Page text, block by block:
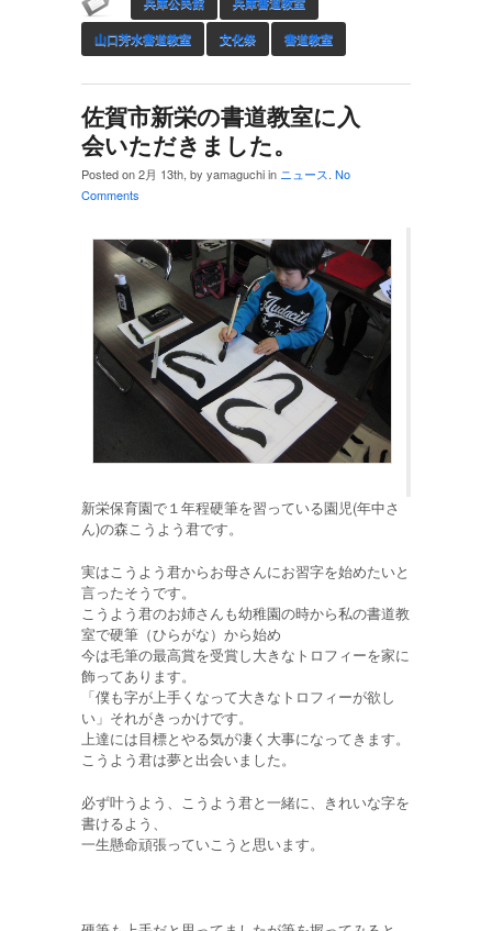
山口芳水書道教室 文化祭 書道教室
佐賀市新栄の書道教室に入
会いただきました。
Posted on 2月 13th, by yamaguchi in ニュース. No
Comments
新栄保育園で１年程硬筆を習っている園児(年中さ
ん)の森こうよう君です。
実はこうよう君からお母さんにお習字を始めたいと
言ったそうです。
こうよう君のお姉さんも幼稚園の時から私の書道教
室で硬筆（ひらがな）から始め
今は毛筆の最高賞を受賞し大きなトロフィーを家に
飾ってあります。
「僕も字が上手くなって大きなトロフィーが欲し
い」それがきっかけです。
上達には目標とやる気が凄く大事になってきます。
こうよう君は夢と出会いました。
必ず叶うよう、こうよう君と一緒に、きれいな字を
書けるよう、
一生懸命頑張っていこうと思います。